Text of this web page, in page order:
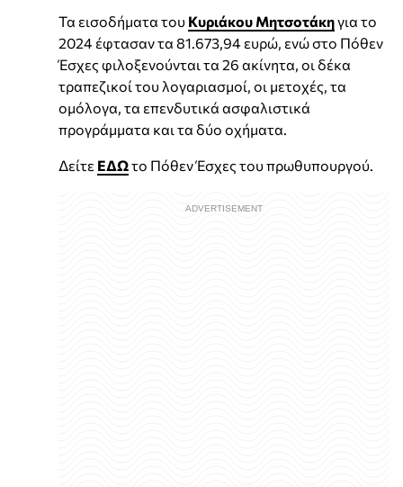
Τα εισοδήματα του Κυριάκου Μητσοτάκηγια το
2024 έφτασαν τα 81.673,94 ευρώ, ενώ στο Πόθεν
Έσχες φιλοξενούνται τα 26 ακίνητα, οι δέκα
τραπεζικοί του λογαριασμοί, οι μετοχές, τα
ομόλογα, τα επενδυτικά ασφαλιστικά
προγράμματα και τα δύο οχήματα.
Δείτε ΕΔΩτο Πόθεν Έσχες του πρωθυπουργού.